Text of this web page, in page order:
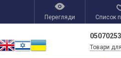
Перегляди Список
Товари